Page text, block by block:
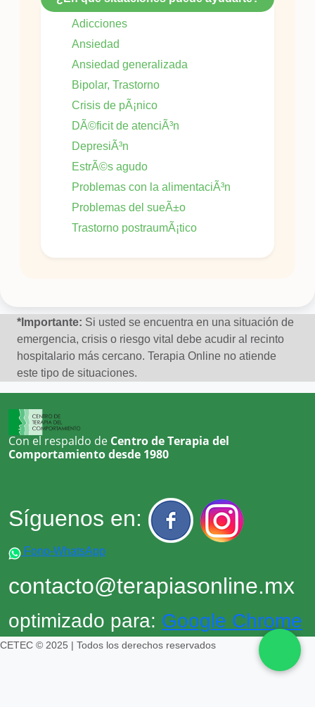
Adicciones
Ansiedad
Ansiedad generalizada
Bipolar, Trastorno
Crisis de pÃ¡nico
DÃ©ficit de atenciÃ³n
DepresiÃ³n
EstrÃ©s agudo
Problemas con la alimentaciÃ³n
Problemas del sueÃ±o
Trastorno postraumÃ¡tico
*Importante: Si usted se encuentra en una situación de
emergencia, crisis o riesgo vital debe acudir al recinto
hospitalario más cercano. Terapia Online no atiende
este tipo de situaciones.
Con el respaldo de Centro de Terapia del
Comportamiento desde 1980
Síguenos en:
Fono-WhatsApp
contacto@terapiasonline.mx
optimizado para: Google Chrome
CETEC © 2025 | Todos los derechos reservados